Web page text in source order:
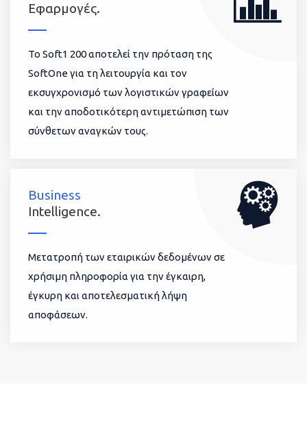
Εφαρμογές.
To Soft1 200 αποτελεί την πρόταση της
SoftOne για τη λειτουργία και τον
εκσυγχρονισμό των λογιστικών γραφείων
και την αποδοτικότερη αντιμετώπιση των
σύνθετων αναγκών τους.
Business
Intelligence.
Μετατροπή των εταιρικών δεδομένων σε
χρήσιμη πληροφορία για την έγκαιρη,
έγκυρη και αποτελεσματική λήψη
αποφάσεων.